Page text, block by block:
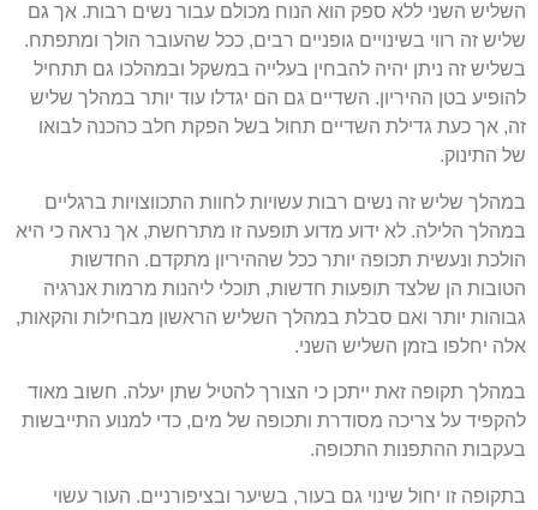
השליש השני ללא ספק הוא הנוח מכולם עבור נשים רבות. אך גם
שליש זה רווי בשינויים גופניים רבים, ככל שהעובר הולך ומתפתח.
בשליש זה ניתן יהיה להבחין בעלייה במשקל ובמהלכו גם תתחיל
להופיע בטן ההיריון. השדיים גם הם יגדלו עוד יותר במהלך שליש
זה, אך כעת גדילת השדיים תחול בשל הפקת חלב כהכנה לבואו
של התינוק.
במהלך שליש זה נשים רבות עשויות לחוות התכווצויות ברגליים
במהלך הלילה. לא ידוע מדוע תופעה זו מתרחשת, אך נראה כי היא
הולכת ונעשית תכופה יותר ככל שההיריון מתקדם. החדשות
הטובות הן שלצד תופעות חדשות, תוכלי ליהנות מרמות אנרגיה
גבוהות יותר ואם סבלת במהלך השליש הראשון מבחילות והקאות,
אלה יחלפו בזמן השליש השני.
במהלך תקופה זאת ייתכן כי הצורך להטיל שתן יעלה. חשוב מאוד
להקפיד על צריכה מסודרת ותכופה של מים, כדי למנוע התייבשות
בעקבות ההתפנות התכופה.
בתקופה זו יחול שינוי גם בעור, בשיער ובציפורניים. העור עשוי